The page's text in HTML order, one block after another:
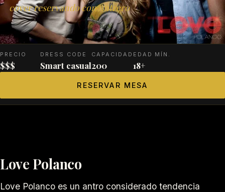
cover reservando con Antrero
PRECIO
$$$
DRESS CODE
Smart casual
CAPACIDAD
200
EDAD MÍN.
18+
RESERVAR MESA
Love Polanco
Love Polanco es un antro considerado tendencia